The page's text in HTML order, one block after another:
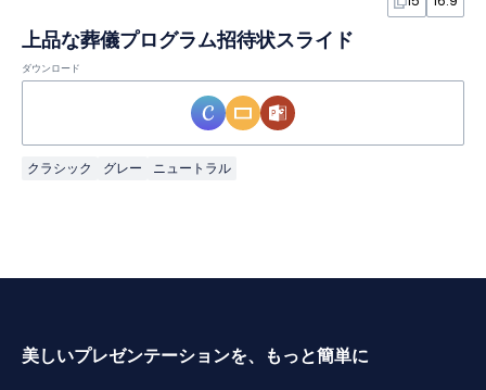
上品な葬儀プログラム招待状スライド
ダウンロード
クラシック グレー ニュートラル
美しいプレゼンテーションを、もっと簡単に